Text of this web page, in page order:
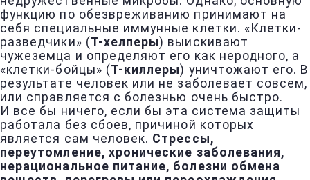
функцию по обезвреживанию принимают на
себя специальные иммунные клетки. «Клетки-
разведчики» (Т-хелперы) выискивают
чужеземца и определяют его как неродного, а
«клетки-бойцы» (Т-киллеры) уничтожают его. В
результате человек или не заболевает совсем,
или справляется с болезнью очень быстро.
И все бы ничего, если бы эта система защиты
работала без сбоев, причиной которых
является сам человек. Стрессы,
переутомление, хронические заболевания,
нерациональное питание, болезни обмена